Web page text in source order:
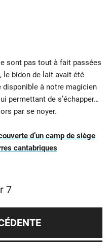
sont pas tout à fait passées
le bidon de lait avait été
disponible à notre magicien
permettant de s’échapper…
par se noyer.
d’un camp de siège
cantabriques
7